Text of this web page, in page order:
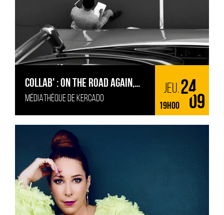
COLLAB' : ON THE ROAD AGAIN,
CONCERT-LECTURE
MÉDIATHÈQUE DE KERCADO
jeu.24
09
19H00